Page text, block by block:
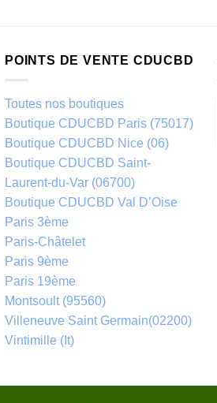
POINTS DE VENTE CDUCBD
Toutes nos boutiques
Boutique CDUCBD Paris (75017)
Boutique CDUCBD Nice (06)
Boutique CDUCBD Saint-
Laurent-du-Var (06700)
Boutique CDUCBD Val D’Oise
Paris 3ème
Paris-Châtelet
Paris 9ème
Paris 19ème
Montsoult (95560)
Villeneuve Saint Germain(02200)
Vintimille (It)